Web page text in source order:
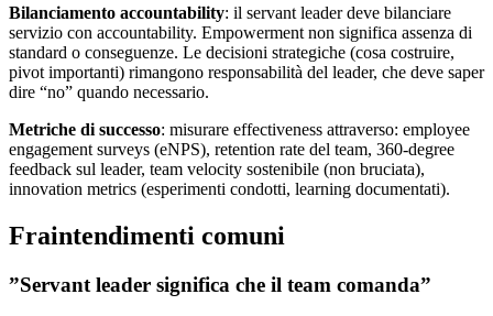
Bilanciamento accountability: il servant leader deve bilanciare
servizio con accountability. Empowerment non significa assenza di
standard o conseguenze. Le decisioni strategiche (cosa costruire,
pivot importanti) rimangono responsabilità del leader, che deve saper
dire “no” quando necessario.
Metriche di successo: misurare effectiveness attraverso: employee
engagement surveys (eNPS), retention rate del team, 360-degree
feedback sul leader, team velocity sostenibile (non bruciata),
innovation metrics (esperimenti condotti, learning documentati).
Fraintendimenti comuni
”Servant leader significa che il team comanda”